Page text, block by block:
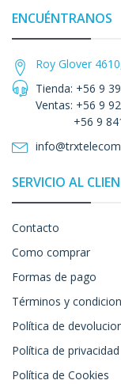
ENCUÉNTRANOS
Roy Glover
Tienda: +56 9
Ventas: +56 9
+56 9
SERVICIO AL
Contacto
Como comprar
Formas de pago
Términos y
Política de
Política de privacidad
Política de Cookies